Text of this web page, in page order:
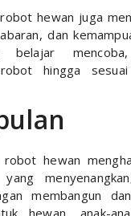
hewan juga
dan
belajar
hingga
robot hewan
membangun
hewan, anak-